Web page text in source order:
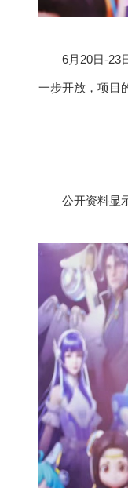
6月20日-23
一步开放，项目
公开资料显